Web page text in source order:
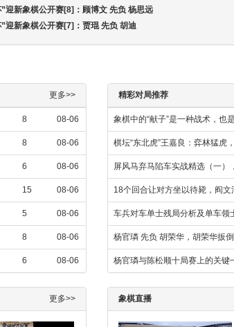
迎新象棋公开赛[8]：顾博文 先负 杨思远
迎新象棋公开赛[7]：贾琨 先负 胡迪
更多>>
8 08-06
8 08-06
6 08-06
15 08-06
5 08-06
8 08-06
6 08-06
精彩对局推荐
象棋中的“献子”是一种战术，也
棋坛“东北虎”王嘉良：弈林猛虎
屏风马弃马陷车实战精选（一）
18个回合让对方坐以待毙，阎
车兵对车单士残局分析及单车领
杨官璘 先负 胡荣华，胡荣华扳
杨官璘与陈松顺十局赛上的关键
更多>> 象棋直播